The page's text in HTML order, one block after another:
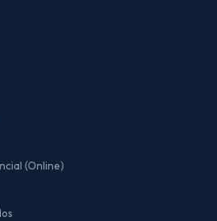
(Online)